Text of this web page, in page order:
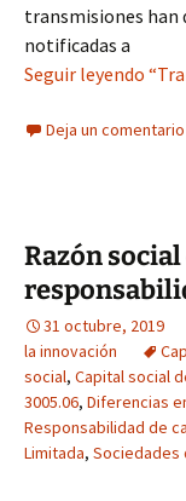
transmisiones han
notificadas a
Seguir leyendo
Deja un comentario
Razón
31 octubre, 2019
la innovación
social, Capital social
3005.06, Diferencias
Responsabilidad de
Limitada, Sociedades